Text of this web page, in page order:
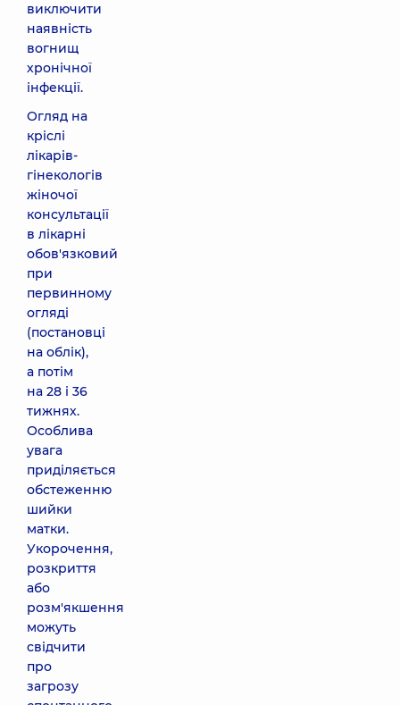
виключити
наявність
вогнищ
хронічної
інфекції.
Огляд на
кріслі
лікарів-
гінекологів
жіночої
консультації
в лікарні
обов'язковий
при
первинному
огляді
(постановці
на облік),
а потім
на 28 і 36
тижнях.
Особлива
увага
приділяється
обстеженню
шийки
матки.
Укорочення,
розкриття
або
розм'якшення
можуть
свідчити
про
загрозу